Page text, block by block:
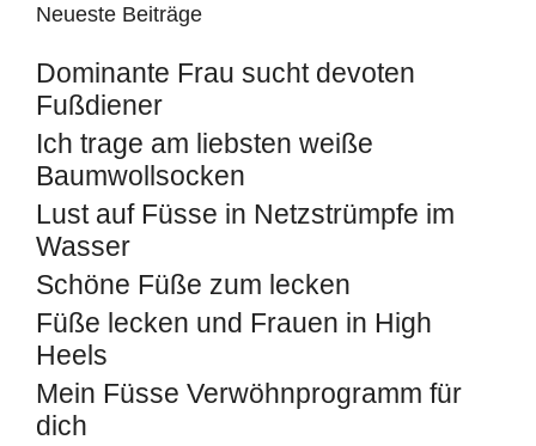
Neueste Beiträge
Dominante Frau sucht devoten
Fußdiener
Ich trage am liebsten weiße
Baumwollsocken
Lust auf Füsse in Netzstrümpfe im
Wasser
Schöne Füße zum lecken
Füße lecken und Frauen in High
Heels
Mein Füsse Verwöhnprogramm für
dich